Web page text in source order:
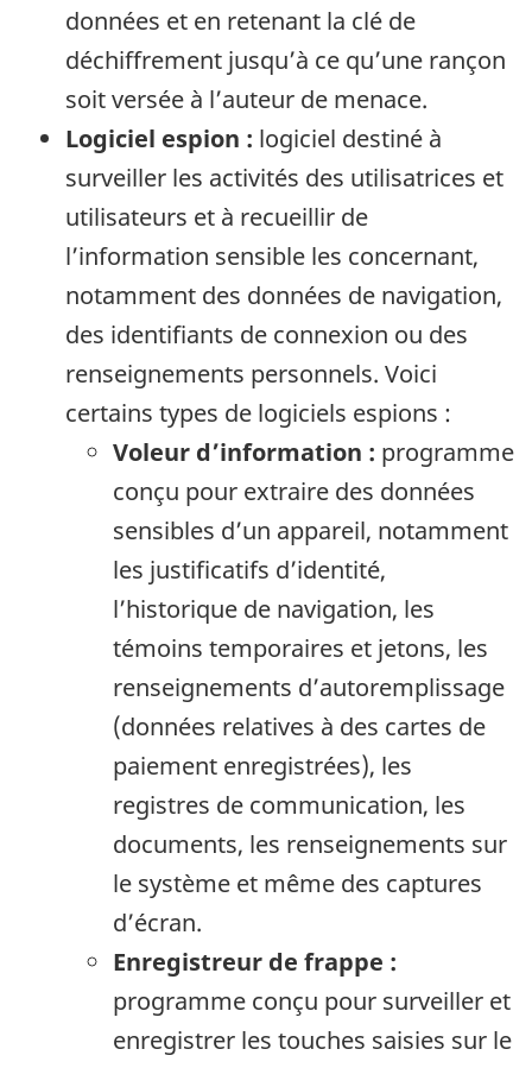
données et en retenant la clé de
déchiffrement jusqu’à ce qu’une rançon
soit versée à l’auteur de menace.
Logiciel espion : logiciel destiné à
surveiller les activités des utilisatrices et
utilisateurs et à recueillir de
l’information sensible les concernant,
notamment des données de navigation,
des identifiants de connexion ou des
renseignements personnels. Voici
certains types de logiciels espions :
Voleur d’information : programme
conçu pour extraire des données
sensibles d’un appareil, notamment
les justificatifs d’identité,
l’historique de navigation, les
témoins temporaires et jetons, les
renseignements d’autoremplissage
(données relatives à des cartes de
paiement enregistrées), les
registres de communication, les
documents, les renseignements sur
le système et même des captures
d’écran.
Enregistreur de frappe :
programme conçu pour surveiller et
enregistrer les touches saisies sur le